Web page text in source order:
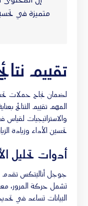
متميزة في
تقييم
المهم تقييم النتائج
والاستراتيجيات
تحسين الأداء وزيادة
أدوات تحليل
جوجل أناليتكس تقدم
تشمل حركة المرور،
البيانات تساعد في